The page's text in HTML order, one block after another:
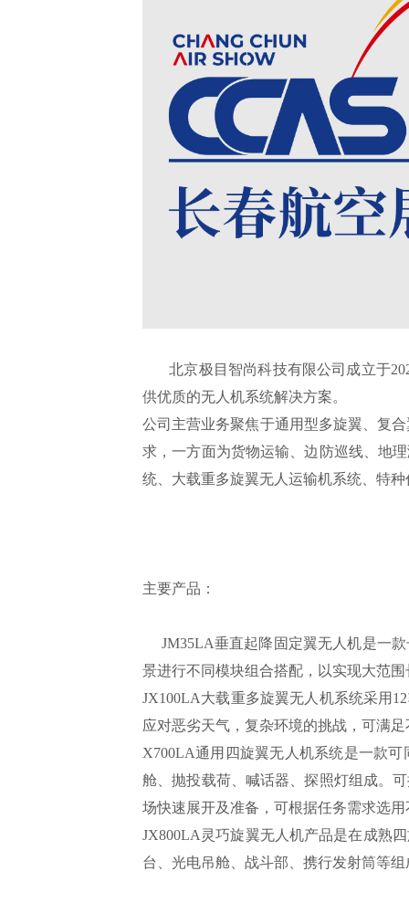
北京极目智尚科技有限公司成立于
供优质的无人机系统解决方案。
公司主营业务聚焦于通用型多旋翼、复
求，一方面为货物运输、边防巡线、地
统、大载重多旋翼无人运输机系统、特
主要产品：
JM35LA垂直起降固定翼无人机是一款
景进行不同模块组合搭配，以实现大范
JX100LA大载重多旋翼无人机系统采用
应对恶劣天气，复杂环境的挑战，可满
X700LA通用四旋翼无人机系统是一款
舱、抛投载荷、喊话器、探照灯组成。
场快速展开及准备，可根据任务需求选
JX800LA灵巧旋翼无人机产品是在成熟
台、光电吊舱、战斗部、携行发射筒等